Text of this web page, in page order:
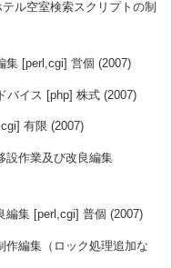
ル空室検索スクリプトの制
集 [perl,cgi] 営個 (2007)
バイス [php] 株式 (2007)
有限 (2007)
設作業及び改良編集
編集 [perl,cgi] 普個 (2007)
作編集（ロック処理追加な